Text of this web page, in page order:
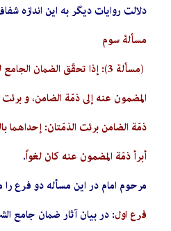
دلالت روایات دیگر به این اندازه
مسألۀ سوم
(مسألة 3): إذا تحقّق الضمان
المضمون عنه إلى‌ ذمّة الضامن، و برئت
ذمّة الضامن برئت الذمّتان: إحداهما
أبرأ ذمّة المضمون عنه كان لغواً.
مرحوم امام در این مسأله دو فرع
فرع اول: در بیان آثار ضمان جامع